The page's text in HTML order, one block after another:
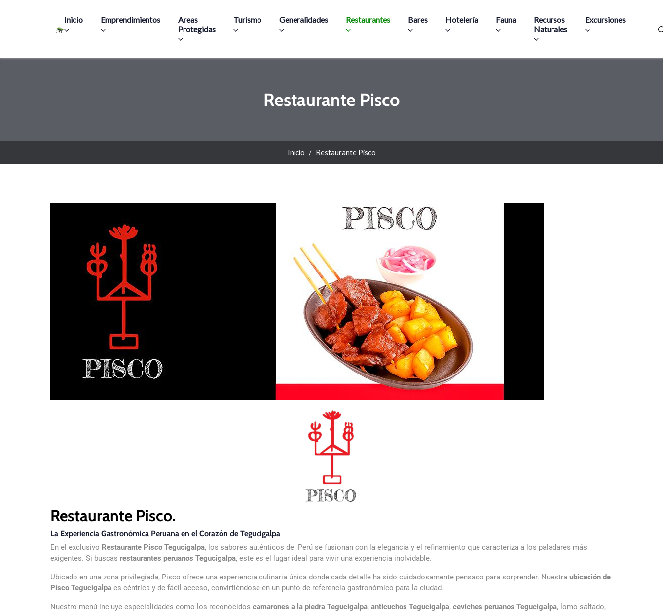
Inicio Emprendimientos
Areas
Protegidas
Turismo Generalidades Restaurantes Bares Hotelería Fauna
Recursos
Naturales
Excursiones
Restaurante Pisco
Inicio Restaurante Pisco
Restaurante Pisco.
La Experiencia Gastronómica Peruana en el Corazón de Tegucigalpa
En el exclusivo Restaurante Pisco Tegucigalpa, los sabores auténticos del Perú se fusionan con la elegancia y el refinamiento que caracteriza a los paladares más
exigentes. Si buscas restaurantes peruanos Tegucigalpa, este es el lugar ideal para vivir una experiencia inolvidable.
Ubicado en una zona privilegiada, Pisco ofrece una experiencia culinaria única donde cada detalle ha sido cuidadosamente pensado para sorprender. Nuestra ubicación de
Pisco Tegucigalpa es céntrica y de fácil acceso, convirtiéndose en un punto de referencia gastronómico para la ciudad.
Nuestro menú incluye especialidades como los reconocidos camarones a la piedra Tegucigalpa, anticuchos Tegucigalpa, ceviches peruanos Tegucigalpa, lomo saltado,